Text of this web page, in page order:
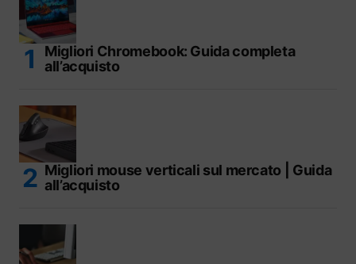
Migliori Chromebook: Guida completa
all’acquisto
Migliori mouse verticali sul mercato | Guida
all’acquisto